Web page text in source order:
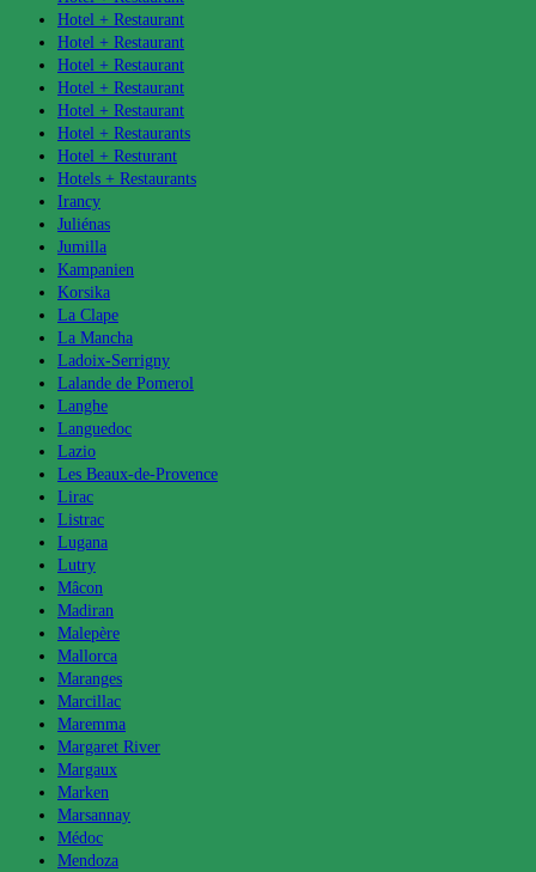
Hotel + Restaurant
Hotel + Restaurant
Hotel + Restaurant
Hotel + Restaurant
Hotel + Restaurant
Hotel + Restaurants
Hotel + Resturant
Hotels + Restaurants
Irancy
Juliénas
Jumilla
Kampanien
Korsika
La Clape
La Mancha
Ladoix-Serrigny
Lalande de Pomerol
Langhe
Languedoc
Lazio
Les Beaux-de-Provence
Lirac
Listrac
Lugana
Lutry
Mâcon
Madiran
Malepère
Mallorca
Maranges
Marcillac
Maremma
Margaret River
Margaux
Marken
Marsannay
Médoc
Mendoza